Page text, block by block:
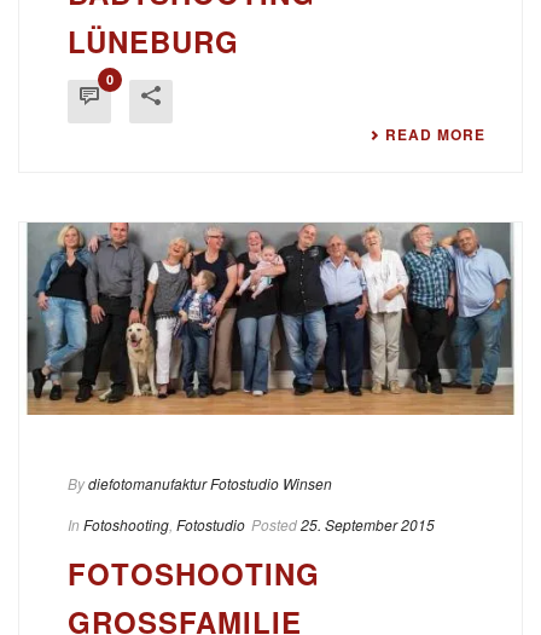
LÜNEBURG
0
READ MORE
Bydiefotomanufaktur Fotostudio Winsen
In Fotoshooting Fotostudio Posted25. September 2015
FOTOSHOOTING
GROSSFAMILIE